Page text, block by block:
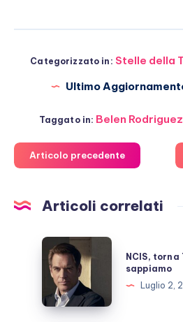
Categorizzato in: Stelle della
Ultimo
Taggato in: Belen Rodriguez
Articolo precedente
Articoli correlati
NCIS,
torna
Tony
DiNozzo:
cosa
NCIS, torna
sappiamo
Luglio 2,